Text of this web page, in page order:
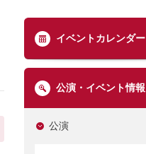
イベントカレンダー
公演・イベント情報
公演